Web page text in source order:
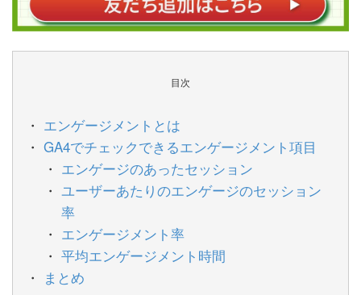
目次
エンゲージメントとは
GA4でチェックできるエンゲージメント項目
エンゲージのあったセッション
ユーザーあたりのエンゲージのセッション
率
エンゲージメント率
平均エンゲージメント時間
まとめ